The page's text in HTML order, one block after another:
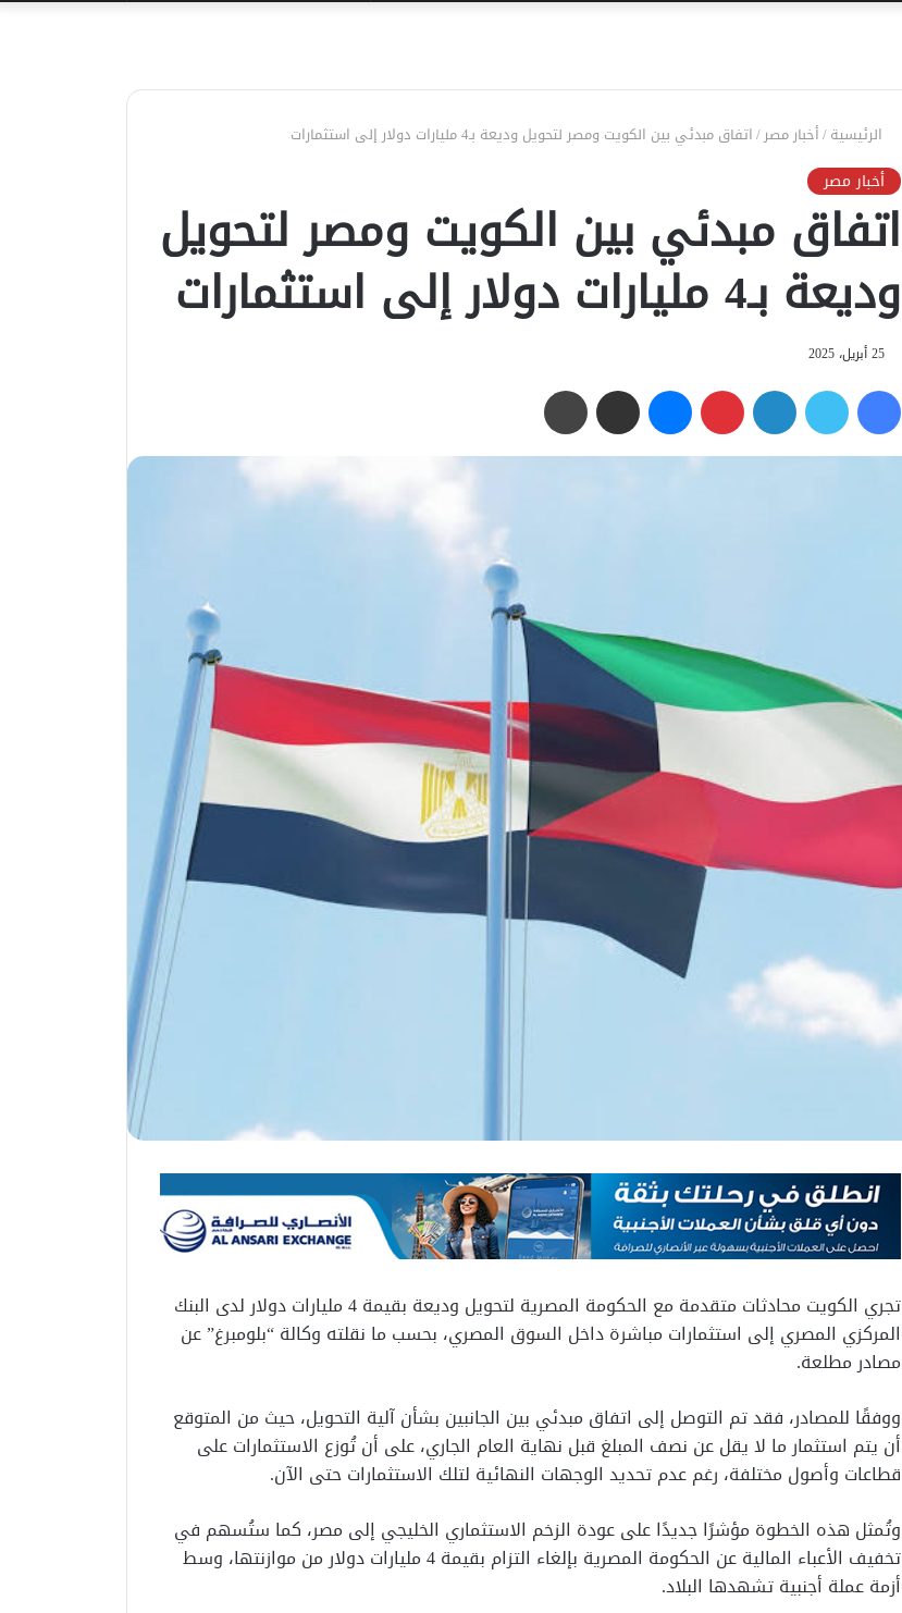
الرئيسية/أخبار مصر/اتفاق مبدئي بين الكويت ومصر لتحويل وديعة بـ4 مليارات دولار إلى استثمارات
أخبار مصر
اتفاق مبدئي بين الكويت ومصر لتحويل
وديعة بـ4 مليارات دولار إلى استثمارات
25 أبريل، 2025
فيسبوك تويتر لينكدإن بينتيريست ماسنجر مشاركة عبر البريد
تجري الكويت محادثات متقدمة مع الحكومة المصرية لتحويل وديعة بقيمة 4 مليارات دولار لدى البنك
المركزي المصري إلى استثمارات مباشرة داخل السوق المصري، بحسب ما نقلته وكالة “بلومبرغ” عن
مصادر مطلعة.
ووفقًا للمصادر، فقد تم التوصل إلى اتفاق مبدئي بين الجانبين بشأن آلية التحويل، حيث من المتوقع
أن يتم استثمار ما لا يقل عن نصف المبلغ قبل نهاية العام الجاري، على أن تُوزع الاستثمارات على
قطاعات وأصول مختلفة، رغم عدم تحديد الوجهات النهائية لتلك الاستثمارات حتى الآن.
وتُمثل هذه الخطوة مؤشرًا جديدًا على عودة الزخم الاستثماري الخليجي إلى مصر، كما ستُسهم في
تخفيف الأعباء المالية عن الحكومة المصرية بإلغاء التزام بقيمة 4 مليارات دولار من موازنتها، وسط
أزمة عملة أجنبية تشهدها البلاد.